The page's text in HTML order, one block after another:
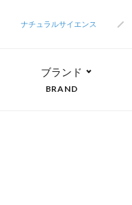
ナチュラルサイエンス
ブランド
BRAND